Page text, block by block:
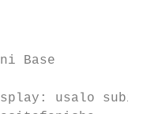
Base
usalo